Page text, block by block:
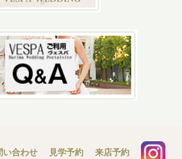
い合わせ 見学予約 来店予約